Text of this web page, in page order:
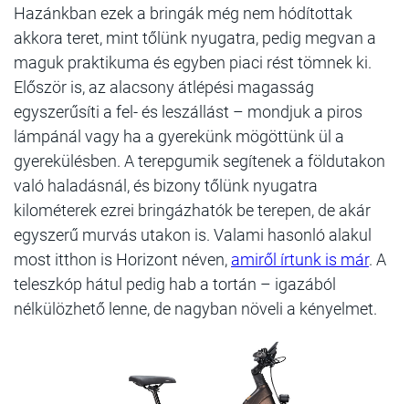
Hazánkban ezek a bringák még nem hódítottak
akkora teret, mint tőlünk nyugatra, pedig megvan a
maguk praktikuma és egyben piaci rést tömnek ki.
Először is, az alacsony átlépési magasság
egyszerűsíti a fel- és leszállást – mondjuk a piros
lámpánál vagy ha a gyerekünk mögöttünk ül a
gyerekülésben. A terepgumik segítenek a földutakon
való haladásnál, és bizony tőlünk nyugatra
kilométerek ezrei bringázhatók be terepen, de akár
egyszerű murvás utakon is. Valami hasonló alakul
most itthon is Horizont néven, amiről írtunk is már. A
teleszkóp hátul pedig hab a tortán – igazából
nélkülözhető lenne, de nagyban növeli a kényelmet.